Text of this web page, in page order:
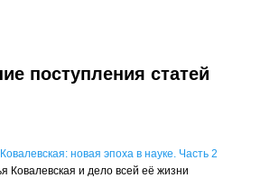
поступления статей
новая эпоха в науке. Часть 2
Ковалевская и дело всей её жизни